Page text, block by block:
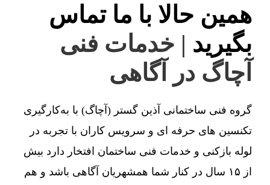
همین حالا با ما تماس
بگیرید | خدمات فنی
آچاگ در آگاهی
گروه فنی ساختمانی آذین گستر (آچاگ) با به‌کارگیری
تکنسین های حرفه ای و سرویس کاران با تجربه در
لوله بازکنی و خدمات فنی ساختمان افتخار دارد بیش
از ۱۵ سال در کنار شما همشهریان آگاهی باشد و هم